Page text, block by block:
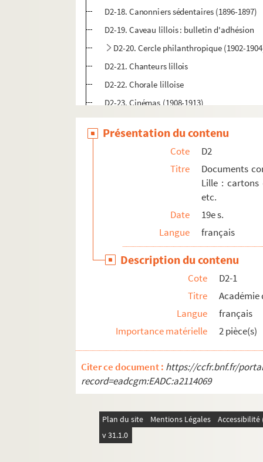
D2-18. Canonniers sédentaires (1896-1897)
D2-19. Caveau lillois : bulletin d'adhésion
D2-20. Cercle philanthropique (1902-
D2-21. Chanteurs lillois
D2-22. Chorale lilloise
D2-23. Cinémas (1908-1913)
D2-24. Cirque Bostock
D2-25. Club alpin français (cartes d'entrée)
D2-26. Commerce : confiserie et pâtisserie
D2-27. Comité des droits du Pape : 25e
D2-28. Concerts populaires : programmes :
D2-29. Concert Vauban : programmes
D2-30. Conservatoire : programmes et
D2-31. Conservatoire de musique : 1911-
D2-32. Consulat de Serbie : 1905 :
D2-33. Coopérative. Règlements et
D2-34. Culte protestant. 1 programme de
D2-35. Denier des Ecoles : loterie et concert
D2-36. Ecole des Beaux-Arts : invitation
D2-38. Ecole catholique de commerce de
D2-39. Ecole de musique de St Quentin :
D2-40. Emulation chorale : 1901.
D2-41. Enfants d'Apollon (Harmonie des) :
Présentation du contenu
Cote
D2
Titre
Documents
Lille :
etc.
Date
19e s.
Langue
français
Description du contenu
Cote
D2-1
Titre
Académie
Langue
français
Importance matérielle
2 pièce(s)
Citer ce document : https://ccfr.bnf.fr/
record=eadcgm:EADC:a2114069
Plan du site Mentions Légales
v 31.1.0